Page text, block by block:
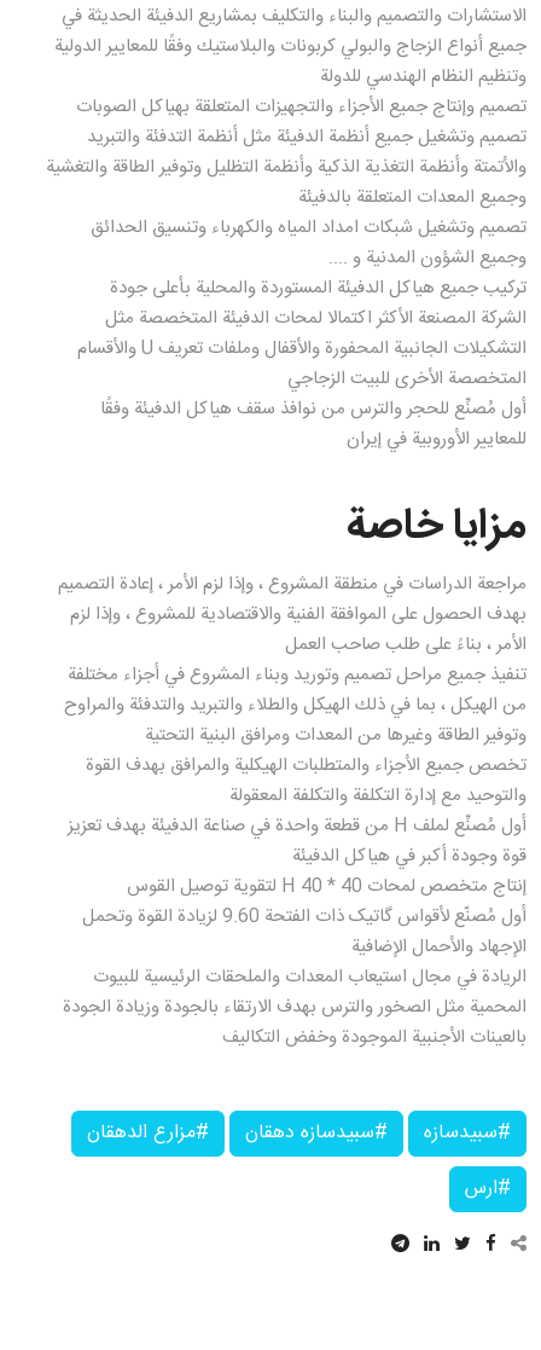
الاستشارات والتصميم والبناء والتكليف بمشاريع الدفيئة الحديثة في
جميع أنواع الزجاج والبولي كربونات والبلاستيك وفقًا للمعايير الدولية
وتنظيم النظام الهندسي للدولة
تصميم وإنتاج جميع الأجزاء والتجهيزات المتعلقة بهياكل الصوبات
تصميم وتشغيل جميع أنظمة الدفيئة مثل أنظمة التدفئة والتبريد
والأتمتة وأنظمة التغذية الذكية وأنظمة التظليل وتوفير الطاقة والتغشية
وجميع المعدات المتعلقة بالدفيئة
تصميم وتشغيل شبكات امداد المياه والكهرباء وتنسيق الحدائق
وجميع الشؤون المدنية و ....
تركيب جميع هياكل الدفيئة المستوردة والمحلية بأعلى جودة
الشركة المصنعة الأكثر اكتمالا لمحات الدفيئة المتخصصة مثل
التشكيلات الجانبية المحفورة والأقفال وملفات تعريف U والأقسام
المتخصصة الأخرى للبيت الزجاجي
أول مُصنِّع للحجر والترس من نوافذ سقف هياكل الدفيئة وفقًا
للمعايير الأوروبية في إيران
مزايا خاصة
مراجعة الدراسات في منطقة المشروع ، وإذا لزم الأمر ، إعادة التصميم
بهدف الحصول على الموافقة الفنية والاقتصادية للمشروع ، وإذا لزم
الأمر ، بناءً على طلب صاحب العمل
تنفيذ جميع مراحل تصميم وتوريد وبناء المشروع في أجزاء مختلفة
من الهيكل ، بما في ذلك الهيكل والطلاء والتبريد والتدفئة والمراوح
وتوفير الطاقة وغيرها من المعدات ومرافق البنية التحتية
تخصص جميع الأجزاء والمتطلبات الهيكلية والمرافق بهدف القوة
والتوحيد مع إدارة التكلفة والتكلفة المعقولة
أول مُصنِّع لملف H من قطعة واحدة في صناعة الدفيئة بهدف تعزيز
قوة وجودة أكبر في هياكل الدفيئة
إنتاج متخصص لمحات 40 * 40 H لتقوية توصيل القوس
أول مُصنّع لأقواس گاتیک ذات الفتحة 9.60 لزيادة القوة وتحمل
الإجهاد والأحمال الإضافية
الريادة في مجال استيعاب المعدات والملحقات الرئيسية للبيوت
المحمية مثل الصخور والترس بهدف الارتقاء بالجودة وزيادة الجودة
بالعينات الأجنبية الموجودة وخفض التكاليف
#سبيدسازه #سبيدسازه دهقان
#مزارع الدهقان
#ارس